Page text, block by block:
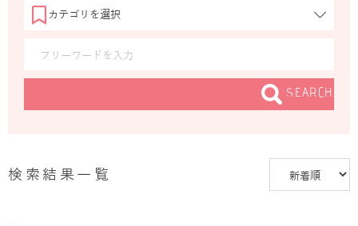
SEARCH
検索結果一覧